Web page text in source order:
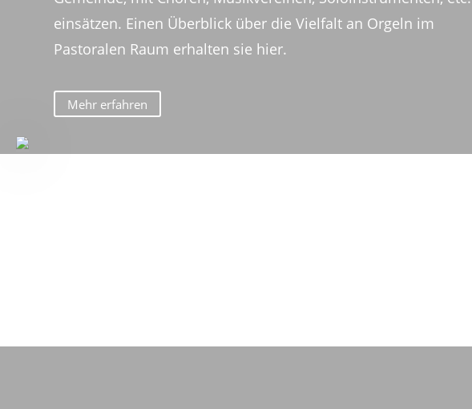
einsätzen. Einen Über­blick über die Viel­falt an Orgeln im
Pasto­ralen Raum erhalten sie hier.
Mehr erfahren